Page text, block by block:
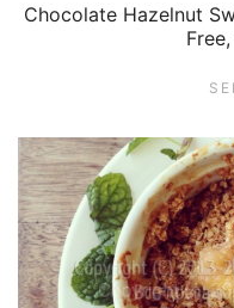
Chocolate Hazelnut